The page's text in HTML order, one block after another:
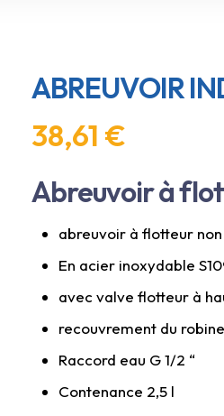
ABREUVOIR
38,61 €
Abreuvoir à
abreuvoir à flotteur
En acier inoxydable
avec valve flotteur à
recouvrement du
Raccord eau G 1/2 “
Contenance 2,5 l